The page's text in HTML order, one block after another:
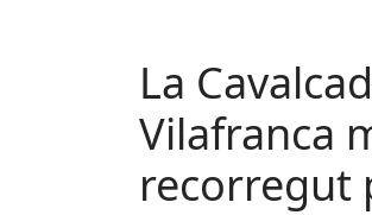
La
Vilafranca
recorregut